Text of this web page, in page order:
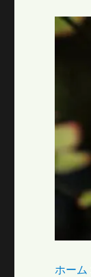
ホーム